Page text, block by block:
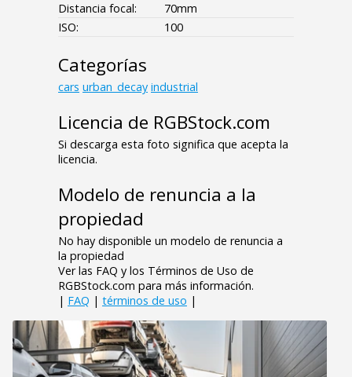
Distancia focal:
70mm
ISO:
100
Categorías
cars urban_decay industrial
Licencia de RGBStock.com
Si descarga esta foto significa que acepta la
licencia.
Modelo de renuncia a la
propiedad
No hay disponible un modelo de renuncia a
la propiedad
Ver las FAQ y los Términos de Uso de
RGBStock.com para más información.
| FAQ | términos de uso |